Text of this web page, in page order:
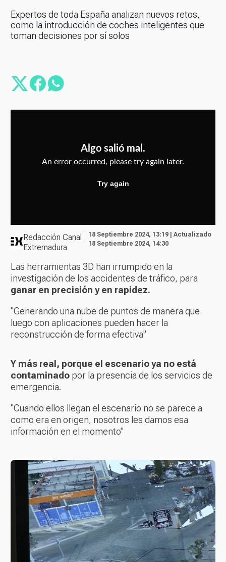
Expertos de toda España analizan nuevos retos,
como la introducción de coches inteligentes que
toman decisiones por sí solos
Redacción Canal
Extremadura
18 Septiembre 2024, 13:19 | Actualizado
18 Septiembre 2024, 14:30
Las herramientas 3D han irrumpido en la
investigación de los accidentes de tráfico, para
ganar en precisión y en rapidez.
"Generando una nube de puntos de manera que
luego con aplicaciones pueden hacer la
reconstrucción de forma efectiva"
Y más real, porque el escenario ya no está
contaminado por la presencia de los servicios de
emergencia.
"Cuando ellos llegan el escenario no se parece a
como era en origen, nosotros les damos esa
información en el momento"